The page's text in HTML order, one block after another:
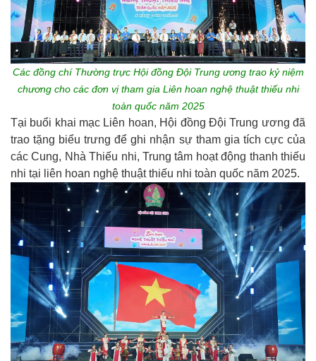
Các đồng chí Thường trực Hội đồng Đội Trung ương trao kỷ niệm
chương cho các đơn vị tham gia Liên hoan nghệ thuật thiếu nhi
toàn quốc năm 2025
Tại buổi khai mạc Liên hoan, Hội đồng Đội Trung ương đã
trao tặng biểu trưng để ghi nhận sự tham gia tích cực của
các Cung, Nhà Thiếu nhi, Trung tâm hoạt động thanh thiếu
nhi tại liên hoan nghệ thuật thiếu nhi toàn quốc năm 2025.